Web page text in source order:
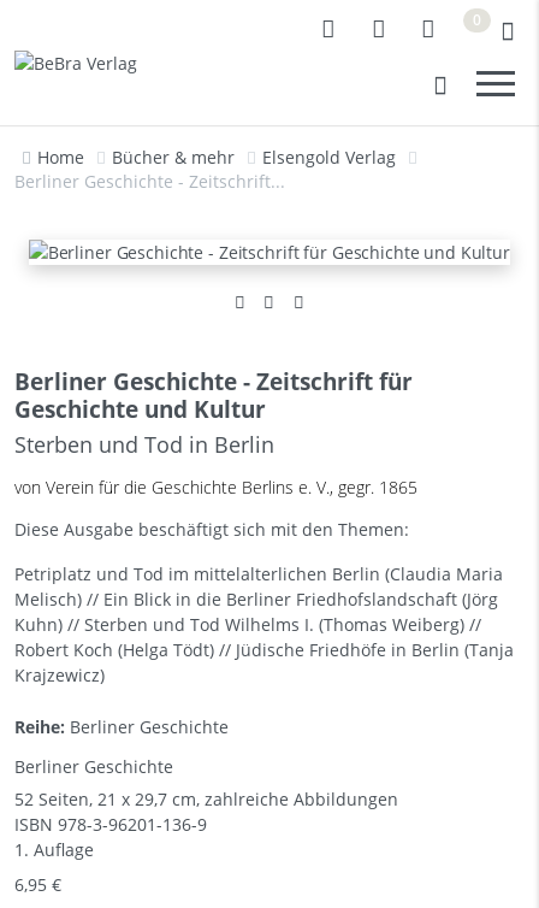
0
Home Bücher & mehr
Elsengold Verlag
Berliner Geschichte - Zeitschrift...
Berliner Geschichte - Zeitschrift für
Geschichte und Kultur
Sterben und Tod in Berlin
von Verein für die Geschichte Berlins e. V., gegr. 1865
Diese Ausgabe beschäftigt sich mit den Themen:
Petriplatz und Tod im mittelalterlichen Berlin (Claudia Maria
Melisch) // Ein Blick in die Berliner Friedhofslandschaft (Jörg
Kuhn) // Sterben und Tod Wilhelms I. (Thomas Weiberg) //
Robert Koch (Helga Tödt) // Jüdische Friedhöfe in Berlin (Tanja
Krajzewicz)
Reihe: Berliner Geschichte
Berliner Geschichte
52 Seiten, 21 x 29,7 cm, zahlreiche Abbildungen
ISBN 978-3-96201-136-9
1. Auflage
6,95 €